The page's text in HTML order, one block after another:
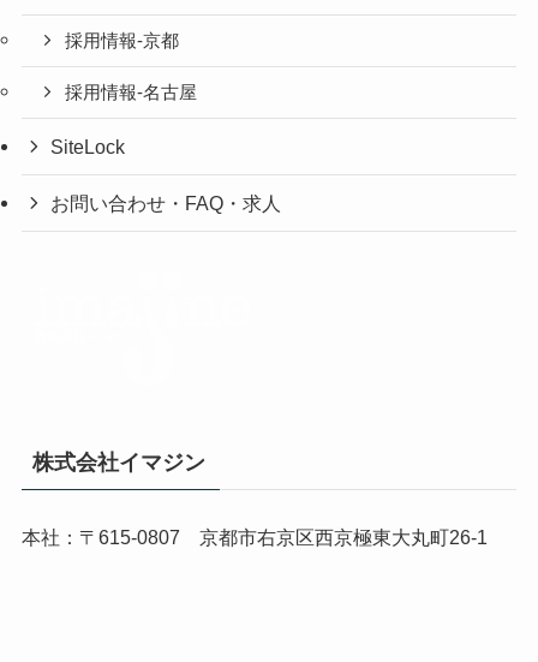
採用情報-京都
採用情報-名古屋
SiteLock
お問い合わせ・FAQ・求人
株式会社イマジン
本社：〒615-0807 京都市右京区西京極東大丸町26-1